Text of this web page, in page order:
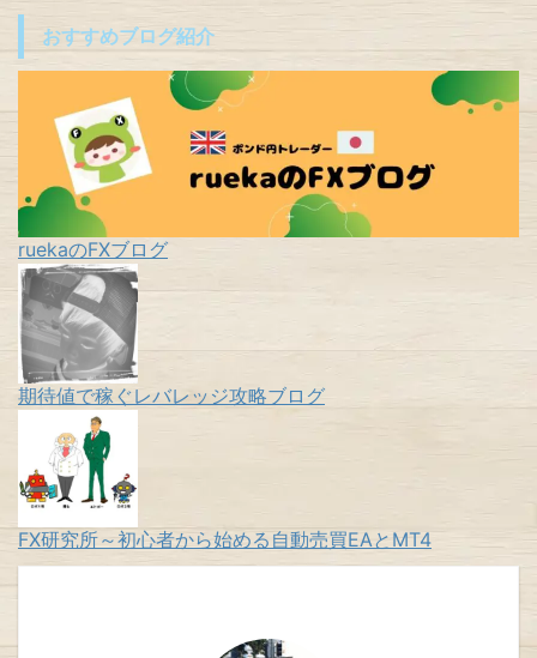
おすすめブログ紹介
ruekaのFXブログ
期待値で稼ぐレバレッジ攻略ブログ
FX研究所～初心者から始める自動売買EAとMT4